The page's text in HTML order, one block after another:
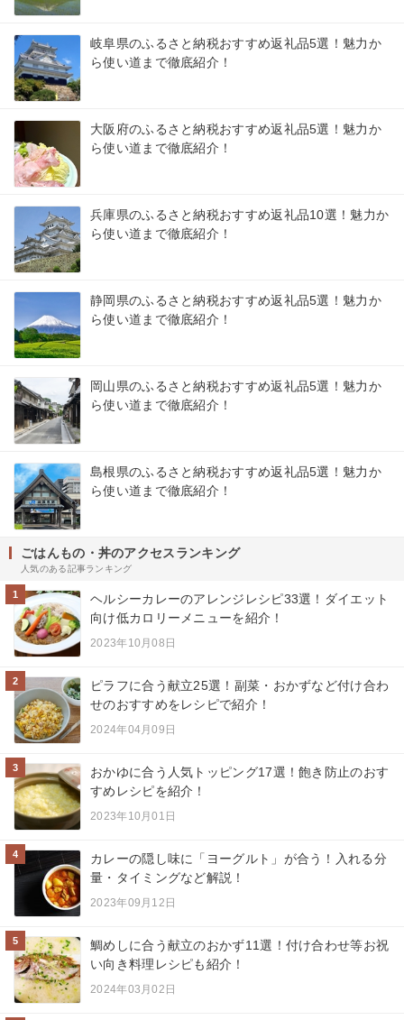
岐阜県のふるさと納税おすすめ返礼品5選！魅力か
ら使い道まで徹底紹介！
大阪府のふるさと納税おすすめ返礼品5選！魅力か
ら使い道まで徹底紹介！
兵庫県のふるさと納税おすすめ返礼品10選！魅力か
ら使い道まで徹底紹介！
静岡県のふるさと納税おすすめ返礼品5選！魅力か
ら使い道まで徹底紹介！
岡山県のふるさと納税おすすめ返礼品5選！魅力か
ら使い道まで徹底紹介！
島根県のふるさと納税おすすめ返礼品5選！魅力か
ら使い道まで徹底紹介！
ごはんもの・丼のアクセスランキング
人気のある記事ランキング
1
ヘルシーカレーのアレンジレシピ33選！ダイエット
向け低カロリーメニューを紹介！
2023年10月08日
2
ピラフに合う献立25選！副菜・おかずなど付け合わ
せのおすすめをレシピで紹介！
2024年04月09日
3
おかゆに合う人気トッピング17選！飽き防止のおす
すめレシピを紹介！
2023年10月01日
4
カレーの隠し味に「ヨーグルト」が合う！入れる分
量・タイミングなど解説！
2023年09月12日
5
鯛めしに合う献立のおかず11選！付け合わせ等お祝
い向き料理レシピも紹介！
2024年03月02日